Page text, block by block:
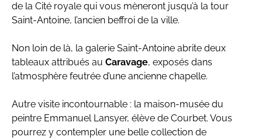
de la Cité royale qui vous mèneront jusqu’à la tour
Saint-Antoine, l’ancien beffroi de la ville.
Non loin de là, la galerie Saint-Antoine abrite deux
tableaux attribués au Caravage, exposés dans
l’atmosphère feutrée d’une ancienne chapelle.
Autre visite incontournable : la maison-musée du
peintre Emmanuel Lansyer, élève de Courbet. Vous
pourrez y contempler une belle collection de